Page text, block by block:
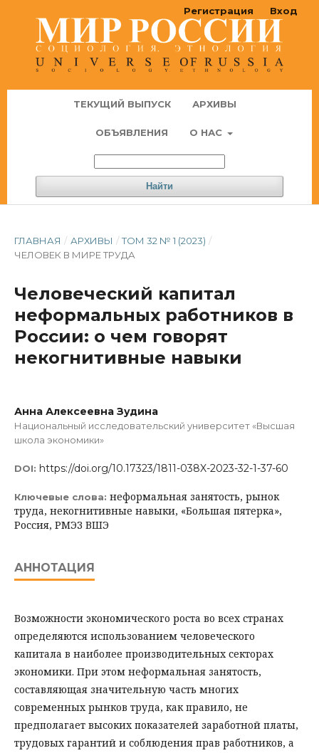
ТЕКУЩИЙ ВЫПУСК АРХИВЫ
ОБЪЯВЛЕНИЯ О НАС
Найти
Регистрация Вход
ГЛАВНАЯ / АРХИВЫ / ТОМ 32 № 1 (2023) /
ЧЕЛОВЕК В МИРЕ ТРУДА
Человеческий капитал
неформальных работников в
России: о чем говорят
некогнитивные навыки
Анна Алексеевна Зудина
Национальный исследовательский университет «Высшая
школа экономики»
DOI: https://doi.org/10.17323/1811-038X-2023-32-1-37-60
Ключевые слова: неформальная занятость, рынок
труда, некогнитивные навыки, «Большая пятерка»,
Россия, РМЭЗ ВШЭ
АННОТАЦИЯ
Возможности экономического роста во всех странах
определяются использованием человеческого
капитала в наиболее производительных секторах
экономики. При этом неформальная занятость,
составляющая значительную часть многих
современных рынков труда, как правило, не
предполагает высоких показателей заработной платы,
трудовых гарантий и соблюдения прав работников, а